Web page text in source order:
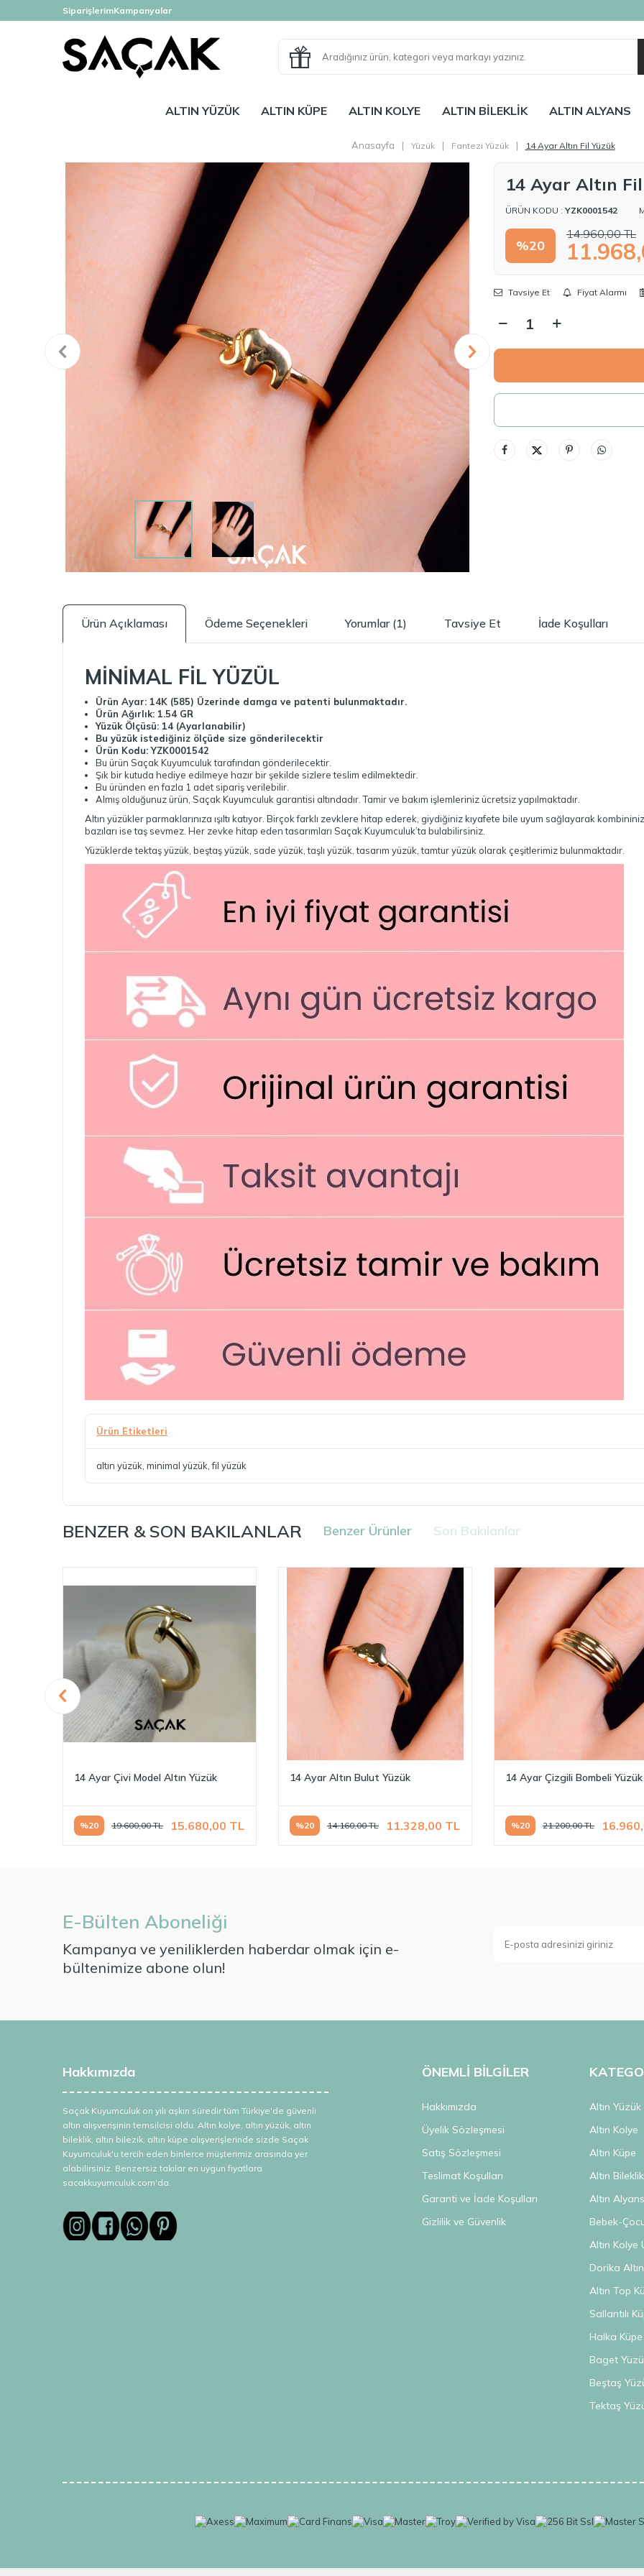
SiparişlerimKampanyalar
ALTIN YÜZÜK ALTIN KÜPE ALTIN KOLYE ALTIN BİLEKLİK ALTIN ALYANS
Anasayfa | Yüzük | Fantezi Yüzük | 14 Ayar Altın Fil Yüzük
14 Ayar Altın
ÜRÜN KODU : YZK0001542
%20
14.960,00TL
Tavsiye Et Fiyat Alarmı
Ürün Açıklaması Ödeme Seçenekleri Yorumlar (1) Tavsiye Et İade Koşulları
MİNİMAL FİL YÜZÜL
Ürün Ayar: 14K (585) Üzerinde damga ve patenti bulunmaktadır.
Ürün Ağırlık: 1.54 GR
Yüzük Ölçüsü: 14 (Ayarlanabilir)
Bu yüzük istediğiniz ölçüde size gönderilecektir
Ürün Kodu: YZK0001542
Bu ürün Saçak Kuyumculuk tarafından gönderilecektir.
Şık bir kutuda hediye edilmeye hazır bir şekilde sizlere teslim edilmektedir.
Bu üründen en fazla 1 adet sipariş verilebilir.
Almış olduğunuz ürün, Saçak Kuyumculuk garantisi altındadır. Tamir ve bakım işlemleriniz ücretsiz yapılmaktadır.
Altın yüzükler parmaklarınıza ışıltı katıyor. Birçok farklı zevklere hitap ederek, giydiğiniz kıyafete bile uyum sağlayarak
bazıları ise taş sevmez. Her zevke hitap eden tasarımları Saçak Kuyumculuk’ta bulabilirsiniz.
Yüzüklerde tektaş yüzük, beştaş yüzük, sade yüzük, taşlı yüzük, tasarım yüzük, tamtur yüzük olarak çeşitlerimiz bulunmaktadır.
Ürün Etiketleri
altın yüzük minimal yüzük ,fil yüzük
BENZER & SON BAKILANLAR Benzer Ürünler Son Bakılanlar
14 Ayar Çivi Model Altın Yüzük
%20 19.600,00TL 15.680,00 TL
14 Ayar Altın Bulut Yüzük
%20 14.160,00TL 11.328,00 TL
14 Ayar Çizgili Bombeli Yüzük
%20 21.200,00TL
E-Bülten Aboneliği
Kampanya ve yeniliklerden haberdar olmak için e-
bültenimize abone olun!
Hakkımızda
Saçak Kuyumculuk on yılı aşkın süredir tüm Türkiye'de güvenli
altın alışverişinin temsilcisi oldu. Altın kolye, altın yüzük, altın
bileklik, altın bilezik, altın küpe alışverişlerinde sizde Saçak
Kuyumculuk'u tercih eden binlerce müşterimiz arasında yer
alabilirsiniz. Benzersiz takılar en uygun fiyatlara
sacakkuyumculuk.com'da.
ÖNEMLİ BİLGİLER
Hakkımızda
Üyelik Sözleşmesi
Satış Sözleşmesi
Teslimat Koşulları
Garanti ve İade Koşulları
Gizlilik ve Güvenlik
Altın Yüzük
Altın Kolye
Altın Küpe
Altın Bileklik
Altın Alyans
Bebek-
Altın Kolye
Dorika
Altın Top
Sallantılı
Halka Küpe
Baget
Beştaş
Tektaş